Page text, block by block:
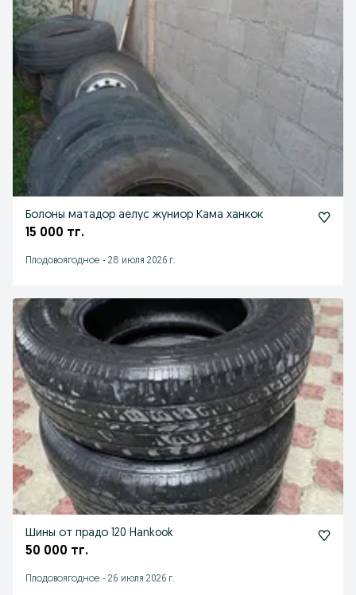
Болоны матадор аелус жуниор Кама ханкок
15 000 тг.
Плодовоягодное - 28 июля 2026 г.
Шины от прадо 120 Hankook
50 000 тг.
Плодовоягодное - 26 июля 2026 г.